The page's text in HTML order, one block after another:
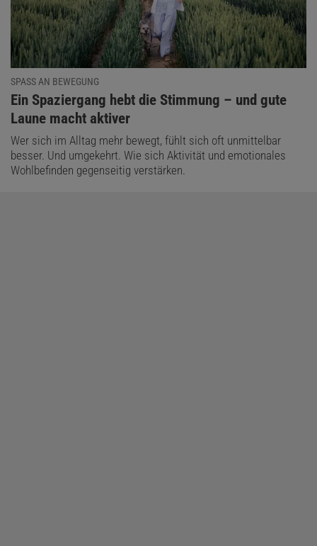
SPASS AN BEWEGUNG
:
Ein Spaziergang hebt die Stimmung – und gute
Laune macht aktiver
Wer sich im Alltag mehr bewegt, fühlt sich oft unmittelbar
besser. Und umgekehrt. Wie sich Aktivität und emotionales
Wohlbefinden gegenseitig verstärken.